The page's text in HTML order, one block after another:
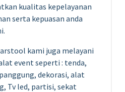
kualitas kepelayanan
serta kepuasan anda
kami juga melayani
event seperti : tenda,
dekorasi, alat
Tv led, partisi, sekat